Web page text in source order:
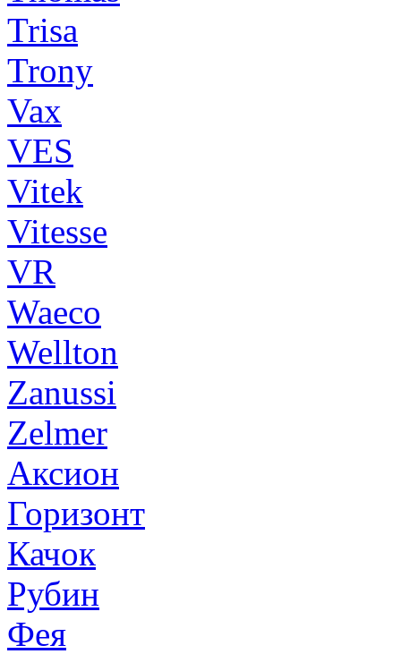
Trisa
Trony
Vax
VES
Vitek
Vitesse
VR
Waeco
Wellton
Zanussi
Zelmer
Аксион
Горизонт
Качок
Рубин
Фея